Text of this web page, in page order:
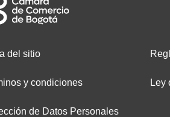
del sitio
y condiciones
de Datos Personales
Ley